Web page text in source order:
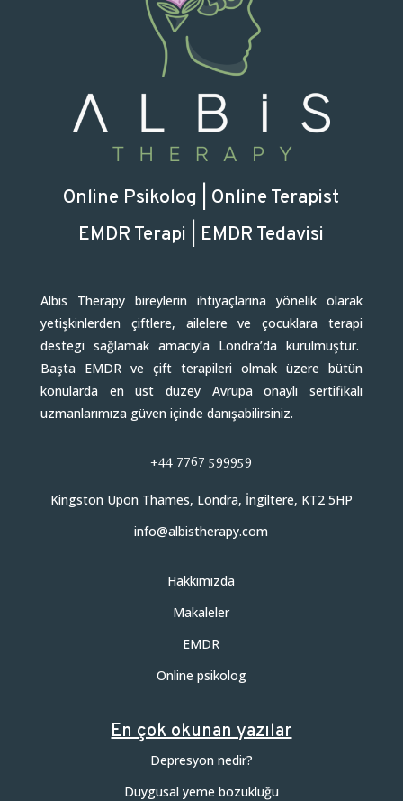
Online Psikolog | Online Terapist
EMDR Terapi | EMDR Tedavisi
Albis Therapy bireylerin ihtiyaçlarına yönelik olarak
yetişkinlerden çiftlere, ailelere ve çocuklara terapi
destegi sağlamak amacıyla Londra’da kurulmuştur.
Başta EMDR ve çift terapileri olmak üzere bütün
konularda en üst düzey Avrupa onaylı sertifikalı
uzmanlarımıza güven içinde danışabilirsiniz.
+44 7767 599959
Kingston Upon Thames, Londra, İngiltere, KT2 5HP
info@albistherapy.com
Hakkımızda
Makaleler
EMDR
Online psikolog
En çok okunan yazılar
Depresyon nedir?
Duygusal yeme bozukluğu